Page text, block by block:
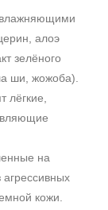
алоэ
зелёного
ши, жожоба).
лёгкие,
на
кожи.